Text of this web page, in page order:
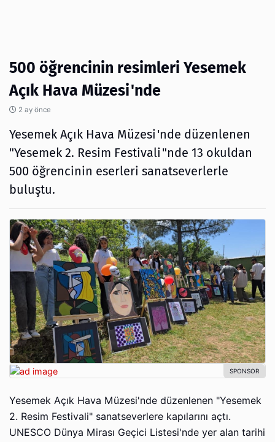
500 öğrencinin resimleri Yesemek
Açık Hava Müzesi'nde
2 ay önce
Yesemek Açık Hava Müzesi'nde düzenlenen
"Yesemek 2. Resim Festivali"nde 13 okuldan
500 öğrencinin eserleri sanatseverlerle
buluştu.
Yesemek Açık Hava Müzesi'nde düzenlenen "Yesemek
2. Resim Festivali" sanatseverlere kapılarını açtı.
UNESCO Dünya Mirası Geçici Listesi'nde yer alan tarihi